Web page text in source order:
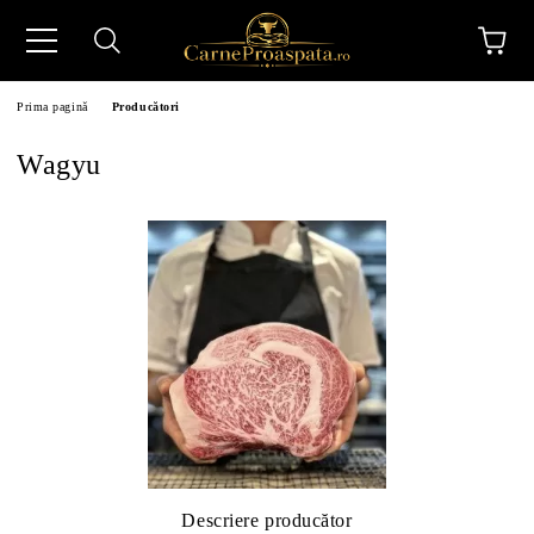
Prima pagină Producători
Wagyu
Descriere producător